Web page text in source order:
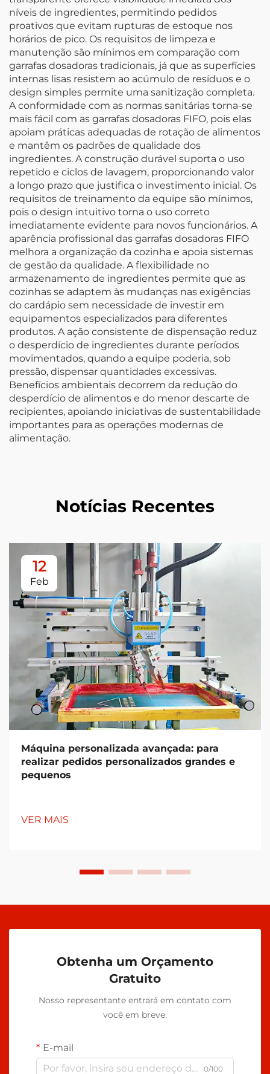
níveis de ingredientes, permitindo pedidos
proativos que evitam rupturas de estoque nos
horários de pico. Os requisitos de limpeza e
manutenção são mínimos em comparação com
garrafas dosadoras tradicionais, já que as superfícies
internas lisas resistem ao acúmulo de resíduos e o
design simples permite uma sanitização completa.
A conformidade com as normas sanitárias torna-se
mais fácil com as garrafas dosadoras FIFO, pois elas
apoiam práticas adequadas de rotação de alimentos
e mantêm os padrões de qualidade dos
ingredientes. A construção durável suporta o uso
repetido e ciclos de lavagem, proporcionando valor
a longo prazo que justifica o investimento inicial. Os
requisitos de treinamento da equipe são mínimos,
pois o design intuitivo torna o uso correto
imediatamente evidente para novos funcionários. A
aparência profissional das garrafas dosadoras FIFO
melhora a organização da cozinha e apoia sistemas
de gestão da qualidade. A flexibilidade no
armazenamento de ingredientes permite que as
cozinhas se adaptem às mudanças nas exigências
do cardápio sem necessidade de investir em
equipamentos especializados para diferentes
produtos. A ação consistente de dispensação reduz
o desperdício de ingredientes durante períodos
movimentados, quando a equipe poderia, sob
pressão, dispensar quantidades excessivas.
Benefícios ambientais decorrem da redução do
desperdício de alimentos e do menor descarte de
recipientes, apoiando iniciativas de sustentabilidade
importantes para as operações modernas de
alimentação.
Notícias Recentes
12
Feb
Máquina personalizada avançada: para
realizar pedidos personalizados grandes e
pequenos
VER MAIS
Obtenha um Orçamento
Gratuito
Nosso representante entrará em contato com
você em breve.
E-mail
0/100